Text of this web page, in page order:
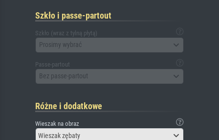
Szkło i passe-partout
Szkło (wraz z tylną płytą)
Prosimy wybrać
Passe-partout
Bez passe-partout
Różne i dodatkowe
Wieszak na obraz
Wieszak zębaty